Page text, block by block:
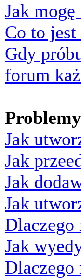
Jak
Co to
Gdy
forum
Jak
Jak
Jak
Jak
Jak
Dlaczego